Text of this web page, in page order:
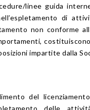
linee guida
di
non conforme
impartite dalla
del
delle